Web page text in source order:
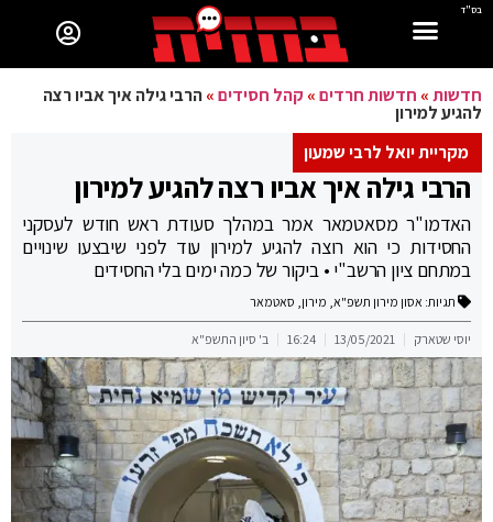
בס"ד
חדשות» חדשות חרדים» קהל חסידים»הרבי גילה איך אביו רצה
להגיע למירון
מקריית יואל לרבי שמעון
הרבי גילה איך אביו רצה להגיע למירון
האדמו"ר מסאטמאר אמר במהלך סעודת ראש חודש לעסקני
החסידות כי הוא רוצה להגיע למירון עוד לפני שיבצעו שינויים
במתחם ציון הרשב"י • ביקור של כמה ימים בלי החסידים
תגיות: אסון מירון תשפ"א, מירון, סאטמאר
יוסי שטארק 13/05/2021
16:24 ב' סיון התשפ"א